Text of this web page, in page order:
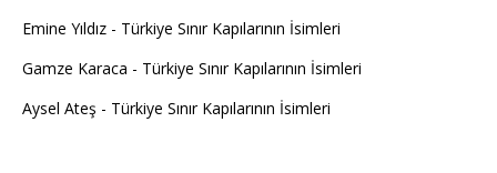
Emine Yıldız - Türkiye Sınır Kapılarının İsimleri
Gamze Karaca - Türkiye Sınır Kapılarının İsimleri
Aysel Ateş - Türkiye Sınır Kapılarının İsimleri